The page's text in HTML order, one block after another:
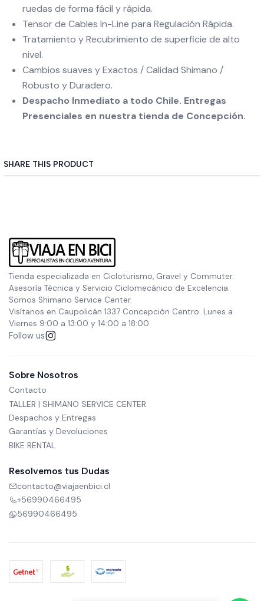
ruedas de forma fácil y rápida.
Tensor de Cables In-Line para Regulación Rápida.
Tratamiento y Recubrimiento de superficie de alto
nivel.
Cambios suaves y Exactos / Calidad Shimano /
Robusto y Duradero.
Despacho Inmediato a todo Chile. Entregas
Presenciales en nuestra tienda de Concepción.
SHARE THIS PRODUCT
Tienda especializada en Cicloturismo, Gravel y Commuter.
Asesoría Técnica y Servicio Ciclomecánico de Excelencia.
Somos Shimano Service Center.
Visítanos en Caupolicán 1337 Concepción Centro. Lunes a
Viernes 9:00 a 13:00 y 14:00 a 18:00
Follow us
Sobre Nosotros
Contacto
TALLER | SHIMANO SERVICE CENTER
Despachos y Entregas
Garantías y Devoluciones
BIKE RENTAL
Resolvemos tus Dudas
contacto@viajaenbici.cl
+56990466495
56990466495